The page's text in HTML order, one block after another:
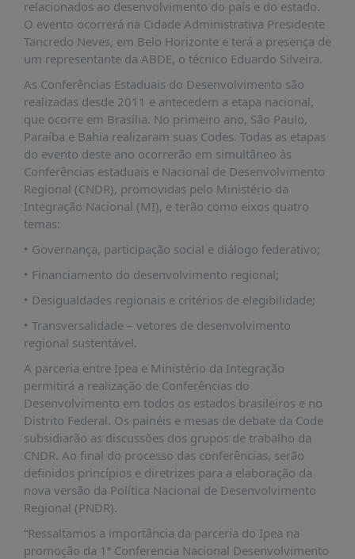
DADOS
FRENTE
PARLAMENTAR
SOBRE
A
FRENTE
MATERIAIS
INFORMAÇÕES
CURSOS
EVENTOS
DISPONÍVEIS
PUBLICAÇÕES
REVISTA
RUMOS
LIVROS
ESTUDOS
NOTÍCIAS
PRÊMIO
ABDE-
BID
relacionados ao desenvolvimento do país e do estado.
O evento ocorrerá na Cidade Administrativa Presidente
Tancredo Neves, em Belo Horizonte e terá a presença de
um representante da ABDE, o técnico Eduardo Silveira.
As Conferências Estaduais do Desenvolvimento são
realizadas desde 2011 e antecedem a etapa nacional,
que ocorre em Brasília. No primeiro ano, São Paulo,
Paraíba e Bahia realizaram suas Codes. Todas as etapas
do evento deste ano ocorrerão em simultâneo às
Conferências estaduais e Nacional de Desenvolvimento
Regional (CNDR), promovidas pelo Ministério da
Integração Nacional (MI), e terão como eixos quatro
temas:
• Governança, participação social e diálogo federativo;
• Financiamento do desenvolvimento regional;
• Desigualdades regionais e critérios de elegibilidade;
• Transversalidade – vetores de desenvolvimento
regional sustentável.
A parceria entre Ipea e Ministério da Integração
permitirá a realização de Conferências do
Desenvolvimento em todos os estados brasileiros e no
Distrito Federal. Os painéis e mesas de debate da Code
subsidiarão as discussões dos grupos de trabalho da
CNDR. Ao final do processo das conferências, serão
definidos princípios e diretrizes para a elaboração da
nova versão da Política Nacional de Desenvolvimento
Regional (PNDR).
“Ressaltamos a importância da parceria do Ipea na
promoção da 1ª Conferencia Nacional Desenvolvimento